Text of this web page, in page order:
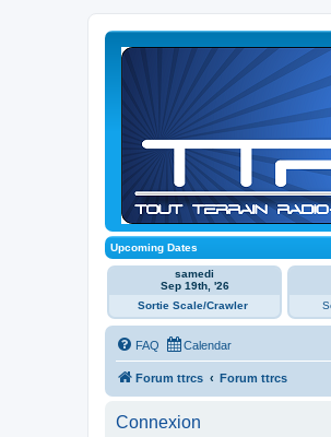
Upcoming Dates
samedi
Sep 19th, '26
Sortie Scale/Crawler
FAQ Calendar
Forum ttrcs Forum ttrcs
Connexion